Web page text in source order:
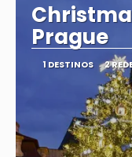
Prague
1 DESTINOS 2